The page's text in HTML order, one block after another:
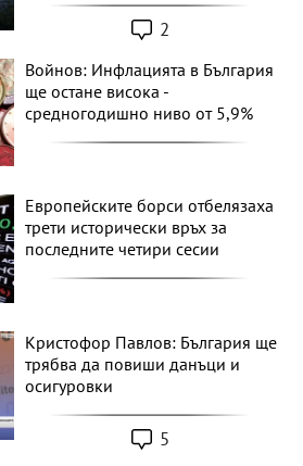
2
Войнов: Инфлацията в България
ще остане висока -
средногодишно ниво от 5,9%
Европейските борси отбелязаха
трети исторически връх за
последните четири сесии
Кристофор Павлов: България ще
трябва да повиши данъци и
осигуровки
5